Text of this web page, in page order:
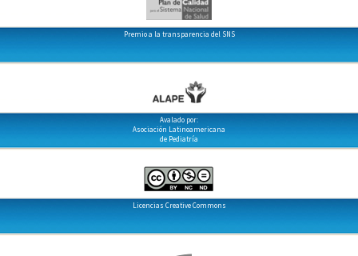
Premio a la transparencia del SNS
Avalado por:
Asociación Latinoamericana
de Pediatría
Licencias Creative Commons